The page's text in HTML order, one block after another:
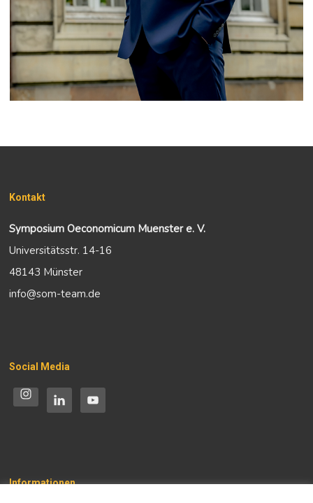
Kontakt
Symposium Oeconomicum Muenster e. V.
Universitätsstr. 14-16
48143 Münster
info@som-team.de
Social Media
Informationen